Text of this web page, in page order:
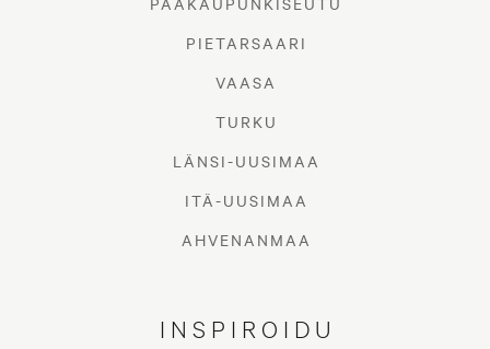
PIETARSAARI
VAASA
TURKU
LÄNSI-UUSIMAA
ITÄ-UUSIMAA
AHVENANMAA
INSPIROIDU